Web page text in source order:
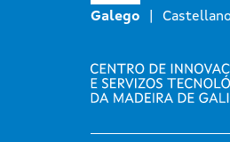
Galego